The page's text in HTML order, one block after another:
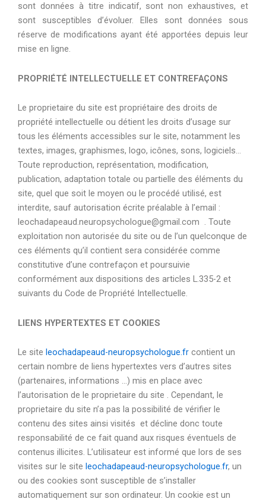
sont données à titre indicatif, sont non exhaustives, et
sont susceptibles d’évoluer. Elles sont données sous
réserve de modifications ayant été apportées depuis leur
mise en ligne.
PROPRIÉTÉ INTELLECTUELLE ET CONTREFAÇONS
Le proprietaire du site est propriétaire des droits de
propriété intellectuelle ou détient les droits d’usage sur
tous les éléments accessibles sur le site, notamment les
textes, images, graphismes, logo, icônes, sons, logiciels…
Toute reproduction, représentation, modification,
publication, adaptation totale ou partielle des éléments du
site, quel que soit le moyen ou le procédé utilisé, est
interdite, sauf autorisation écrite préalable à l’email :
leochadapeaud.neuropsychologue@gmail.com . Toute
exploitation non autorisée du site ou de l’un quelconque de
ces éléments qu’il contient sera considérée comme
constitutive d’une contrefaçon et poursuivie
conformément aux dispositions des articles L.335-2 et
suivants du Code de Propriété Intellectuelle.
LIENS HYPERTEXTES ET COOKIES
Le site leochadapeaud-neuropsychologue.fr contient un
certain nombre de liens hypertextes vers d’autres sites
(partenaires, informations …) mis en place avec
l’autorisation de le proprietaire du site . Cependant, le
proprietaire du site n’a pas la possibilité de vérifier le
contenu des sites ainsi visités et décline donc toute
responsabilité de ce fait quand aux risques éventuels de
contenus illicites. L’utilisateur est informé que lors de ses
visites sur le site leochadapeaud-neuropsychologue.fr, un
ou des cookies sont susceptible de s’installer
automatiquement sur son ordinateur. Un cookie est un